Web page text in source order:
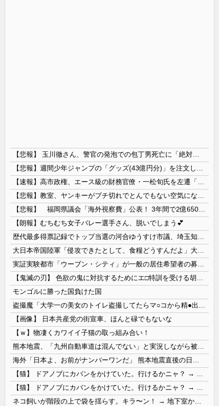
【朗報】むちむち女子バレー選手さん、脱いでしまう💕
モンゴルに勝った国負けた国
【画像】 日本共産党の街宣車、ほんと碌でもないな
【ｗ】物凄くカワイイ子猫の取っ組み合い！